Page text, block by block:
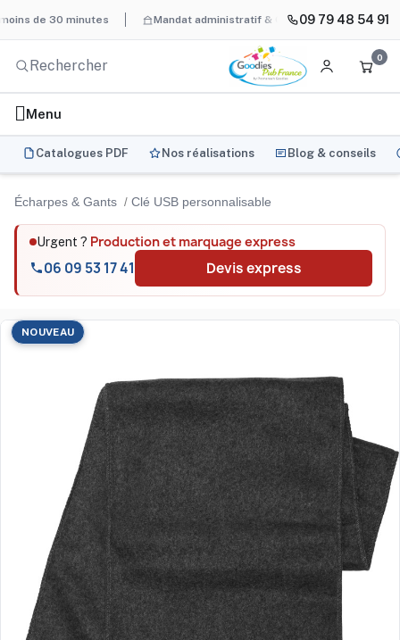
30 minutes Mandat administratif & Chorus Pro BAT
09 79 48 54 91
0
Menu
Catalogues PDF Nos réalisations Blog & conseils
Écharpes & Gants Clé USB personnalisable
Urgent ? Production et marquage express
06 09 53 17 41 Devis express
NOUVEAU